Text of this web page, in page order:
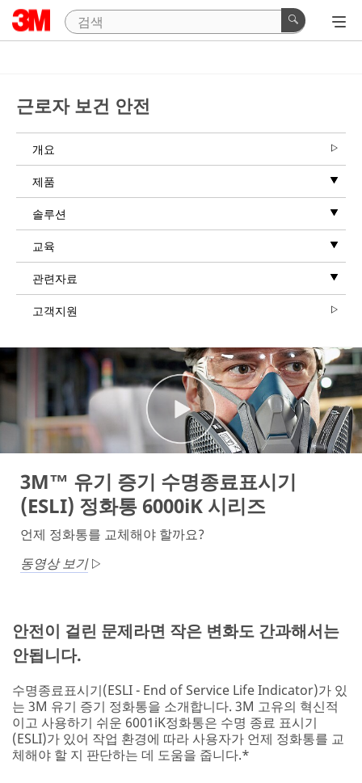
근로자 보건 안전
개요
제품
솔루션
교육
관련자료
고객지원
3M™ 유기 증기 수명종료표시기
(ESLI) 정화통 6000iK 시리즈
언제 정화통를 교체해야 할까요?
동영상 보기
안전이 걸린 문제라면 작은 변화도 간과해서는
안됩니다.
수명종료표시기(ESLI - End of Service Life Indicator)가 있
는 3M 유기 증기 정화통을 소개합니다. 3M 고유의 혁신적
이고 사용하기 쉬운 6001iK정화통은 수명 종료 표시기
(ESLI)가 있어 작업 환경에 따라 사용자가 언제 정화통를 교
체해야 할 지 판단하는 데 도움을 줍니다.*